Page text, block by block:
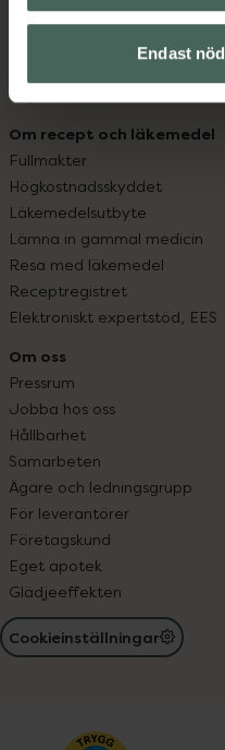
Endast
Kundklubb
Köpvillkor
Om recept och läkemedel
Fullmakter
Högkostnadsskyddet
Läkemedelsutbyte
Lämna in gammal medicin
Resa med läkemedel
Receptregistret
Elektroniskt expertstöd, EES
Om oss
Pressrum
Jobba hos oss
Hållbarhet
Samarbeten
Ägare och ledningsgrupp
För leverantörer
Företagskund
Eget apotek
Glädjeeffekten
Cookieinställningar